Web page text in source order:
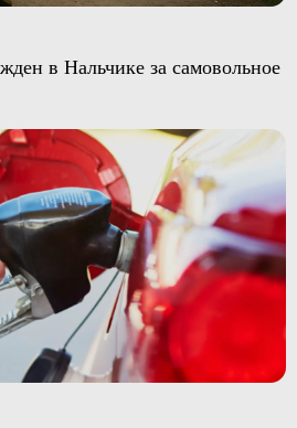
в Нальчике за самовольное